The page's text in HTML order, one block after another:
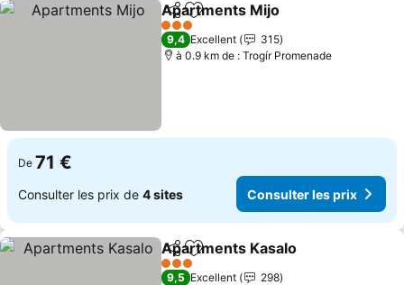
PartagerAjouter à mes favoris
Apartments Mijo
3 Étoiles
9,4 Excellent
315
à 0.9 km de : Trogír Promenade
De 71 €
Consulter les prix de 4 sites Consulter les prix
PartagerAjouter à mes favoris
Apartments Kasalo
3 Étoiles
9,5 Excellent
298